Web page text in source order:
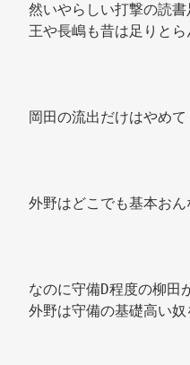
然いやらしい打撃の読
王や長嶋も昔は足りと
岡田の流出だけはやめ
外野はどこでも基本お
なのに守備D程度の柳田
外野は守備の基礎高い